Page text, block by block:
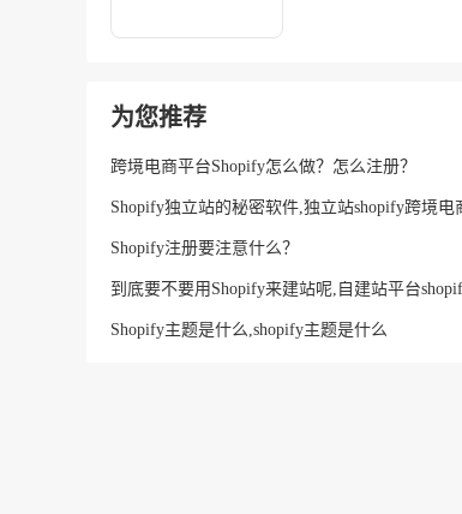
为您推荐
跨境电商平台Shopify怎么做？怎么注册？
Shopify独立站的秘密软件,独立站shopify跨境电
Shopify注册要注意什么？
到底要不要用Shopify来建站呢,自建站平台
Shopify主题是什么,shopify主题是什么